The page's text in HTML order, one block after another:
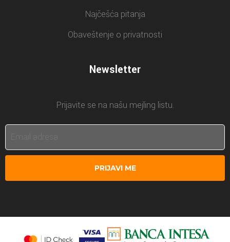
Najčešća pitanja
Obaveštenje o privatnosti
Newsletter
Prijavite se na našu mejling listu.
PRIJAVI ME